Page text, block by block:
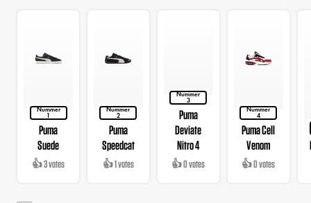
Nummer
1
Puma
Suede
👍 3 votes
Nummer
2
Puma
Speedcat
👍 1 votes
Nummer
3
Puma
Deviate
Nitro 4
👍 0 votes
Nummer
4
Puma Cell
Venom
👍 0 votes